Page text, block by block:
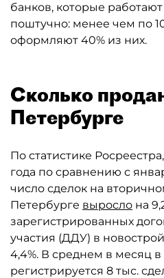
банков, которые
поштучно: менее чем по
оформляют 40% из них.
Сколько
Петербурге
По статистике
года по сравнению с
число сделок на
Петербурге выросло на
зарегистрированных
участия (ДДУ) в
4,4%. В среднем в месяц в
регистрируется 8 тыс.